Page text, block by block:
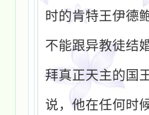
时的肯特王伊德
不能跟异教徒结
拜真正天主的国
说，他在任何时